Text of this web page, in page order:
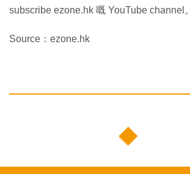
subscribe ezone.hk 嘅 YouTube channel。
Source：ezone.hk